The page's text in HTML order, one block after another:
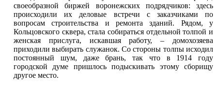
своеобразной биржей воронежских подрядчиков: здесь
происходили их деловые встречи с заказчиками по
вопросам строительства и ремонта зданий. Рядом, у
Кольцовского сквера, стала собираться отдельной толпой и
женская прислуга, искавшая работу, – домохозяева
приходили выбирать служанок. Со стороны толпы исходил
постоянный шум, даже брань, так что в 1914 году
городской думе пришлось подыскивать этому сборищу
другое место.